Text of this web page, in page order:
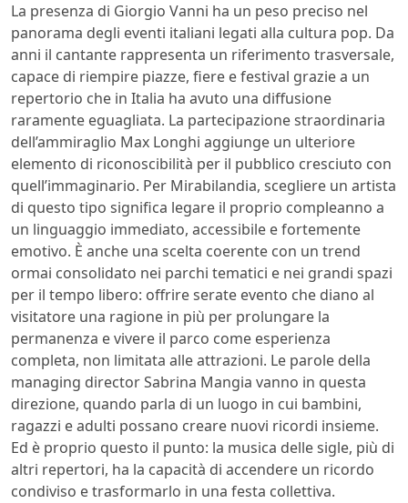
La presenza di Giorgio Vanni ha un peso preciso nel
panorama degli eventi italiani legati alla cultura pop. Da
anni il cantante rappresenta un riferimento trasversale,
capace di riempire piazze, fiere e festival grazie a un
repertorio che in Italia ha avuto una diffusione
raramente eguagliata. La partecipazione straordinaria
dell’ammiraglio Max Longhi aggiunge un ulteriore
elemento di riconoscibilità per il pubblico cresciuto con
quell’immaginario. Per Mirabilandia, scegliere un artista
di questo tipo significa legare il proprio compleanno a
un linguaggio immediato, accessibile e fortemente
emotivo. È anche una scelta coerente con un trend
ormai consolidato nei parchi tematici e nei grandi spazi
per il tempo libero: offrire serate evento che diano al
visitatore una ragione in più per prolungare la
permanenza e vivere il parco come esperienza
completa, non limitata alle attrazioni. Le parole della
managing director Sabrina Mangia vanno in questa
direzione, quando parla di un luogo in cui bambini,
ragazzi e adulti possano creare nuovi ricordi insieme.
Ed è proprio questo il punto: la musica delle sigle, più di
altri repertori, ha la capacità di accendere un ricordo
condiviso e trasformarlo in una festa collettiva.